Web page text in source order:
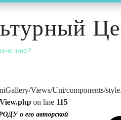
Views/Uni/components/
on line 115
о его авторской